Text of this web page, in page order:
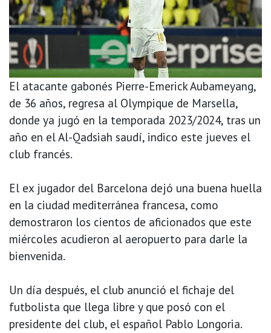
El atacante gabonés Pierre-Emerick Aubameyang,
de 36 años, regresa al Olympique de Marsella,
donde ya jugó en la temporada 2023/2024, tras un
año en el Al-Qadsiah saudí, indico este jueves el
club francés.
El ex jugador del Barcelona dejó una buena huella
en la ciudad mediterránea francesa, como
demostraron los cientos de aficionados que este
miércoles acudieron al aeropuerto para darle la
bienvenida.
Un día después, el club anunció el fichaje del
futbolista que llega libre y que posó con el
presidente del club, el español Pablo Longoria.